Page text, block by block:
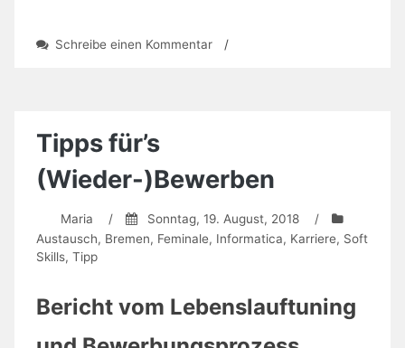
Schreibe einen Kommentarzu
2019
/
Tipps für’s
(Wieder-)Bewerben
Maria / Sonntag, 19. August, 2018
/
Austausch, Bremen, Feminale, Informatica, Karriere, Soft
Skills, Tipp
Bericht vom Lebenslauftuning